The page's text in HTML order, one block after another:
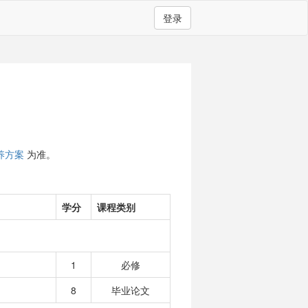
登录
方案 为准。
学分 课程类别
1
必修
8
毕业论文